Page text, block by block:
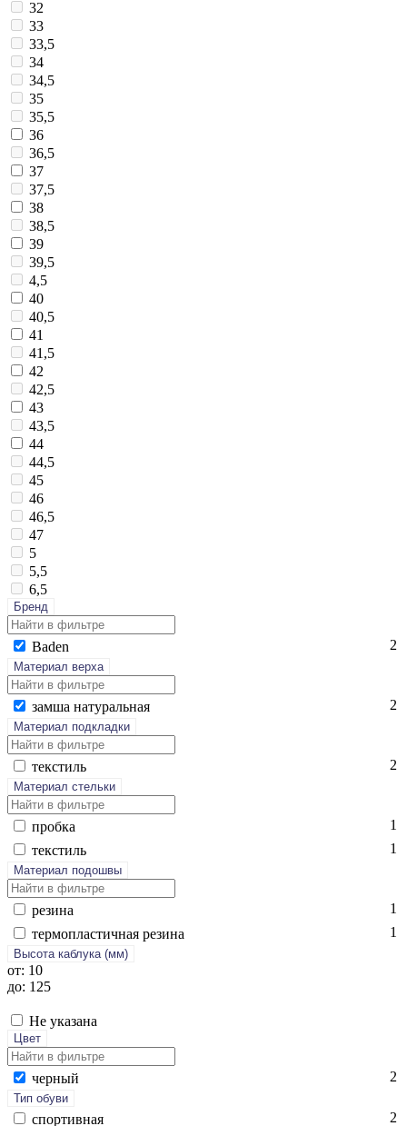
32
33
33,5
34
34,5
35
35,5
36
36,5
37
37,5
38
38,5
39
39,5
4,5
40
40,5
41
41,5
42
42,5
43
43,5
44
44,5
45
46
46,5
47
5
5,5
6,5
Бренд
Ba­den 2
Материал верха
зам­ша на­тураль­ная 2
Материал подкладки
текс­тиль 2
Материал стельки
проб­ка
1
текс­тиль
1
Материал подошвы
ре­зина
1
тер­моплас­тичная ре­зина
1
Высота каблука (мм)
от: 10
до: 125
Не указана
Цвет
чер­ный 2
Тип обуви
спор­тивная 2